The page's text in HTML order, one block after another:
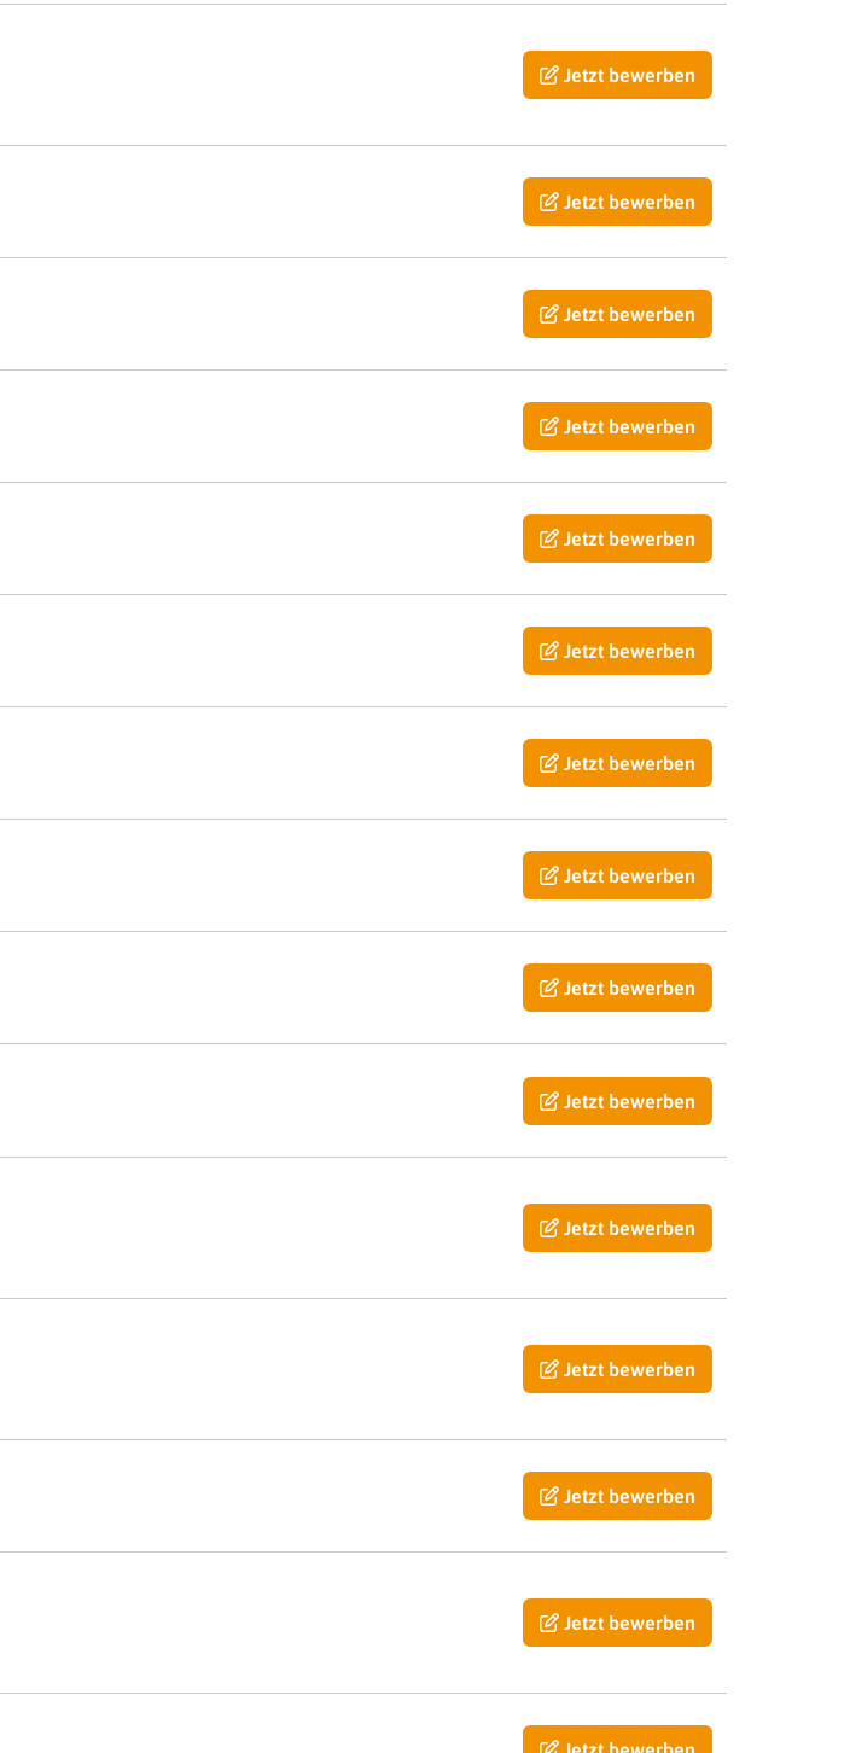
Jetzt bewerben
Jetzt bewerben
Jetzt bewerben
Jetzt bewerben
Jetzt bewerben
Jetzt bewerben
Jetzt bewerben
Jetzt bewerben
Jetzt bewerben
Jetzt bewerben
Jetzt bewerben
Jetzt bewerben
Jetzt bewerben
Jetzt bewerben